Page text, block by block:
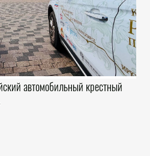
автомобильный крестный